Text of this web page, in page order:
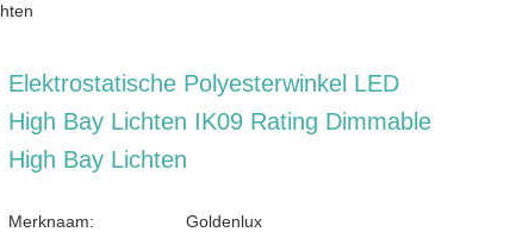
Elektrostatische Polyesterwinkel LED
High Bay Lichten IK09 Rating Dimmable
High Bay Lichten
Merknaam: Goldenlux